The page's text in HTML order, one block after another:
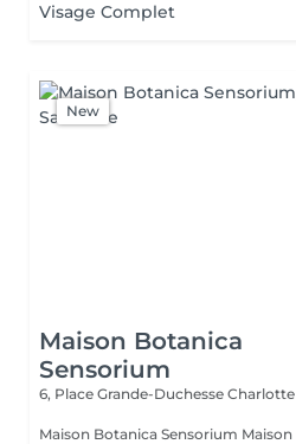
Visage Complet
New
Maison Botanica
Sensorium
6, Place Grande-Duchesse Charlotte
Maison Botanica Sensorium Maison Botanica Sensorium est un